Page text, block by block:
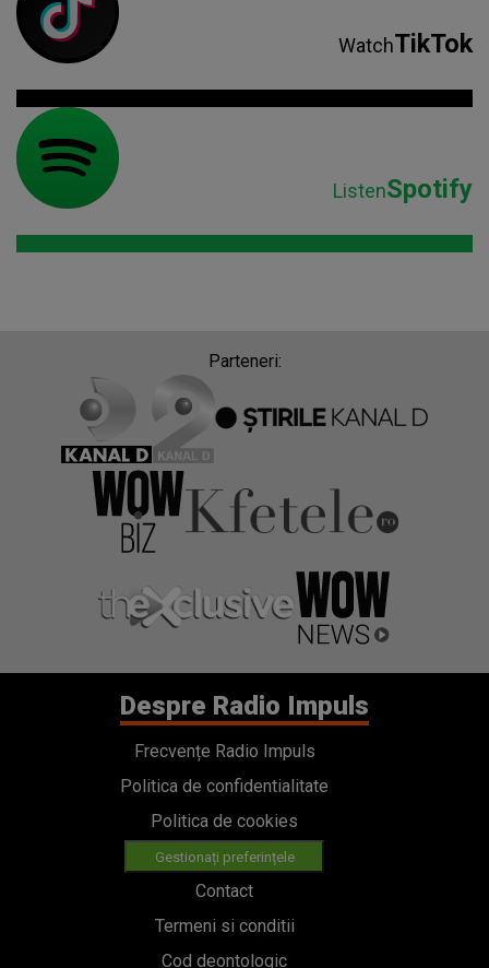
WatchTikTok
ListenSpotify
Parteneri:
Despre Radio Impuls
Frecvențe Radio Impuls
Politica de confidentialitate
Politica de cookies
Gestionați preferințele
Contact
Termeni si conditii
Cod deontologic